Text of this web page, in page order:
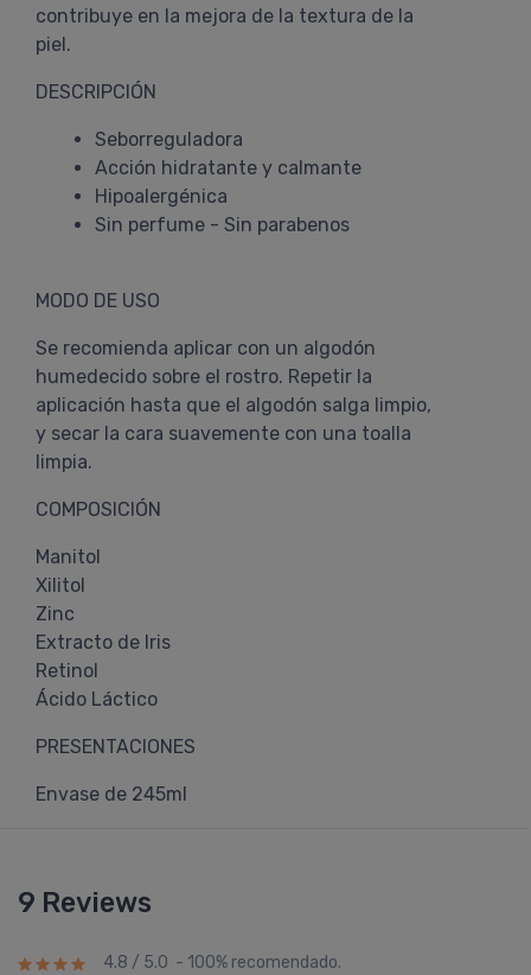
contribuye en la mejora de la textura de la
piel.
DESCRIPCIÓN
Seborreguladora
Acción hidratante y calmante
Hipoalergénica
Sin perfume - Sin parabenos
MODO DE USO
Se recomienda aplicar con un algodón
humedecido sobre el rostro. Repetir la
aplicación hasta que el algodón salga limpio,
y secar la cara suavemente con una toalla
limpia.
COMPOSICIÓN
Manitol
Xilitol
Zinc
Extracto de Iris
Retinol
Ácido Láctico
PRESENTACIONES
Envase de 245ml
9 Reviews
4.8 / 5.0 - 100% recomendado.